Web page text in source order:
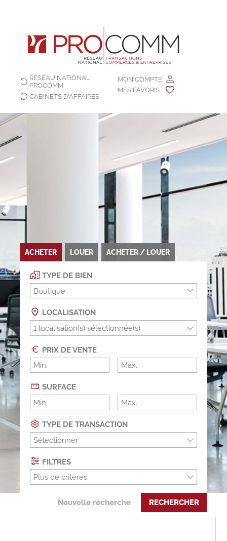
MON COMPTE
MES FAVORIS
RÉSEAU NATIONAL
PROCOMM
CABINETS D'AFFAIRES
ACHETER LOUER ACHETER / LOUER
TYPE DE BIEN
Boutique
LOCALISATION
PRIX DE VENTE
SURFACE
TYPE DE TRANSACTION
Sélectionner
FILTRES
Plus de critères
Nouvelle recherche RECHERCHER